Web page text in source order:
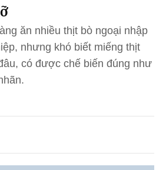
ăn nhiều thịt bò ngoại nhập
nhưng khó biết miếng thịt
có được chế biến đúng như